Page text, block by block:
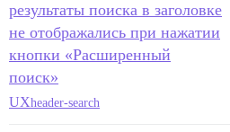
результаты поиска в заголовке
не отображались при нажатии
кнопки «Расширенный
поиск»
UXheader-search